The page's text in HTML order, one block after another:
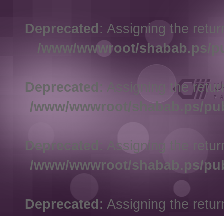
Deprecated: Assigning the
/www/wwwroot/
Deprecated
: Assigning the
/www/wwwroot/shabab.ps/
Deprecated
: Assigning the
/www/wwwroot/shabab.ps/
Deprecated: Assigning the